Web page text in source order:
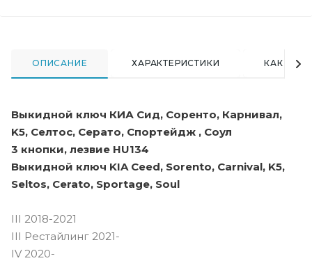
ОПИСАНИЕ ХАРАКТЕРИСТИКИ КАК
Выкидной ключ КИА Сид, Соренто, Карнивал,
K5, Селтос, Серато, Спортейдж , Соул
3 кнопки, лезвие HU134
Выкидной ключ KIA Ceed, Sorento, Carnival, K5,
Seltos, Cerato, Sportage, Soul
III 2018-2021
III Рестайлинг 2021-
IV 2020-